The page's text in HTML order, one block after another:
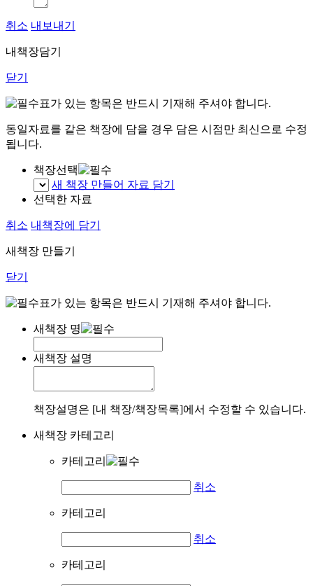
취소 내보내기
내책장담기
닫기
표가 있는 항목은 반드시 기재해 주셔야 합니다.
동일자료를 같은 책장에 담을 경우 담은 시점만 최신으로 수정
됩니다.
책장선택
새 책장 만들어 자료 담기
선택한 자료
취소 내책장에 담기
새책장 만들기
닫기
표가 있는 항목은 반드시 기재해 주셔야 합니다.
새책장 명
새책장 설명
책장설명은 [내 책장/책장목록]에서 수정할 수 있습니다.
새책장 카테고리
카테고리
취소
카테고리
취소
카테고리